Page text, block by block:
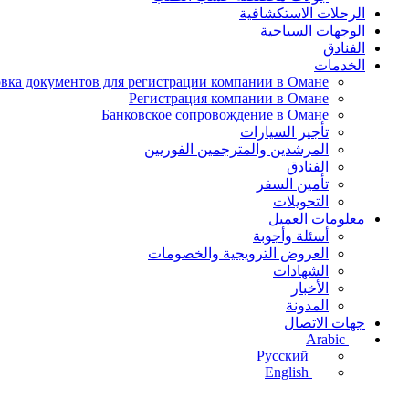
الرحلات الاستكشافية
الوجهات السياحية
الفنادق
الخدمات
документов для регистрации компании в Омане
Регистрация компании в Омане
Банковское сопровождение в Омане
تأجير السيارات
المرشدين والمترجمين الفوريين
الفنادق
تأمين السفر
التحويلات
معلومات العميل
أسئلة وأجوبة
العروض الترويجية والخصومات
الشهادات
الأخبار
المدونة
جهات الاتصال
Arabic
Русский
English